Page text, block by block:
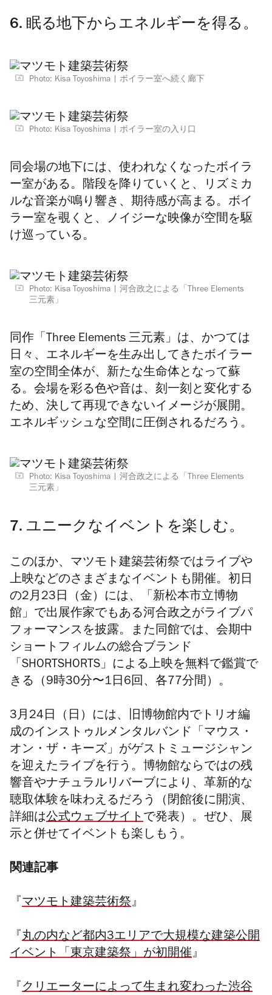
6. 眠る地下からエネルギーを得る。
Photo: Kisa Toyoshima ボイラー室へ続く廊下
Photo: Kisa Toyoshima ボイラー室の入り口
同会場の地下には、使われなくなったボイラ
ー室がある。階段を降りていくと、リズミカ
ルな音楽が鳴り響き、期待感が高まる。ボイ
ラー室を覗くと、ノイジーな映像が空間を駆
け巡っている。
Photo: Kisa Toyoshima
河合政之による「Three Elements
三元素」
同作「Three Elements 三元素」は、かつては
日々、エネルギーを生み出してきたボイラー
室の空間全体が、新たな生命体となって蘇
る。会場を彩る色や音は、刻一刻と変化する
ため、決して再現できないイメージが展開。
エネルギッシュな空間に圧倒されるだろう。
Photo: Kisa Toyoshima
河合政之による「Three Elements
三元素」
7. ユニークなイベントを楽しむ。
このほか、マツモト建築芸術祭ではライブや
上映などのさまざまなイベントも開催。初日
の2月23日（金）には、「新松本市立博物
館」で出展作家でもある河合政之がライブパ
フォーマンスを披露。また同館では、会期中
ショートフィルムの総合ブランド
「SHORTSHORTS」による上映を無料で鑑賞で
きる（9時30分〜1日6回、各77分間）。
3月24日（日）には、旧博物館内でトリオ編
成のインストゥルメンタルバンド「マウス・
オン・ザ・キーズ」がゲストミュージシャン
を迎えたライブを行う。
博物館ならではの残
響音やナチュラルリバーブにより、革新的な
聴取体験を味わえるだろう（ 閉館後に開演、
詳細は公式ウェブサイト で発表）。ぜひ、展
示と併せてイベントも楽しもう。
関連記事
『 マツモト建築芸術祭』
『 丸の内など都内3エリアで大規模な建築公開
イベント「東京建築祭」が初開催』
『 クリエーターによって生まれ変わった渋谷